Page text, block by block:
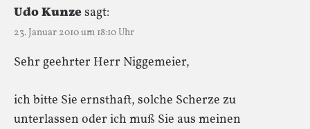
Udo Kunzesagt:
23. Januar 2010 um 18:10 Uhr
Sehr geehrter Herr Niggemeier,
ich bitte Sie ernsthaft, solche Scherze zu
unterlassen oder ich muß Sie aus meinen